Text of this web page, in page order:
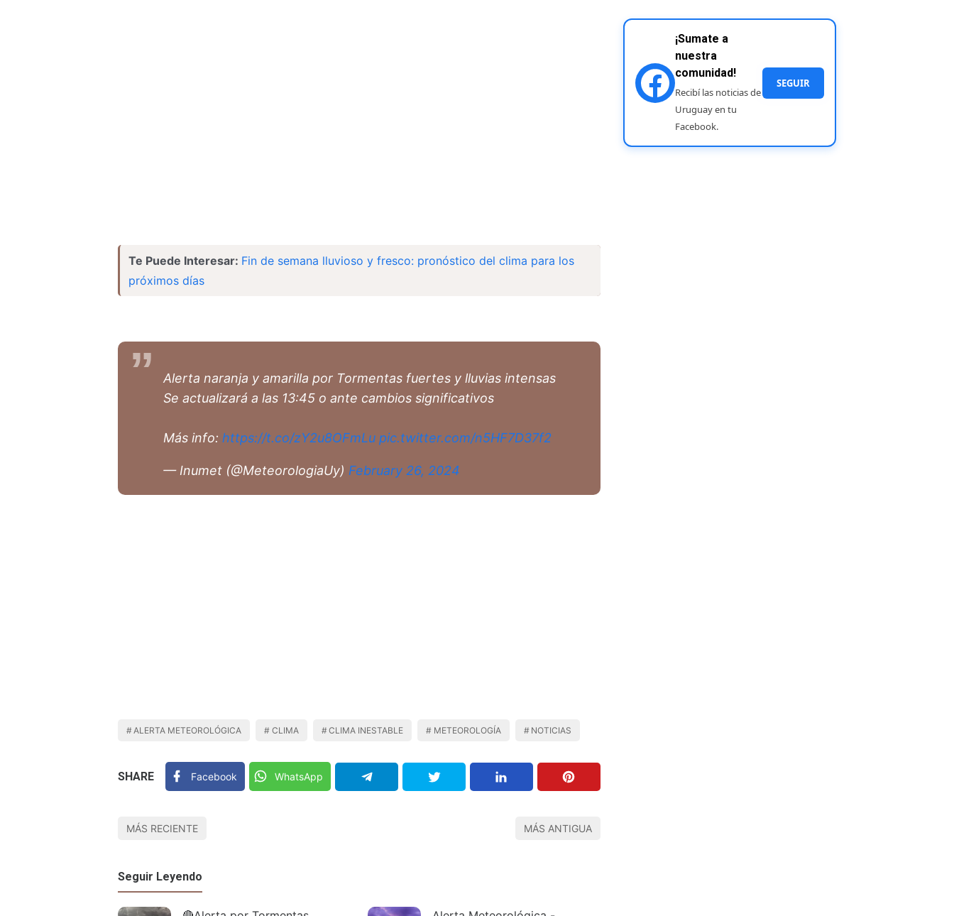
Te Puede Interesar: Fin de semana lluvioso y fresco: pronóstico del clima para los
próximos días
Alerta naranja y amarilla por Tormentas fuertes y lluvias intensas
Se actualizará a las 13:45 o ante cambios significativos
Más info: https://t.co/zY2u8OFmLu pic.twitter.com/n5HF7D37f2
— Inumet (@MeteorologiaUy) February 26, 2024
ALERTA METEOROLÓGICA CLIMA CLIMA INESTABLE METEOROLOGÍA NOTICIAS
SHARE Facebook WhatsApp
MÁS RECIENTE MÁS ANTIGUA
Seguir Leyendo
¡Sumate a
nuestra
comunidad!
Recibí las noticias de
Uruguay en tu
Facebook.
SEGUIR